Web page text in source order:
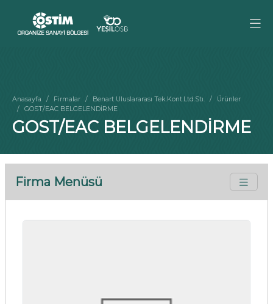
Anasayfa Firmalar Benart Uluslararası Tek.Kont.Ltd.Stı.
Ürünler
GOST/EAC BELGELENDİRME
GOST/EAC BELGELENDİRME
Firma Menüsü